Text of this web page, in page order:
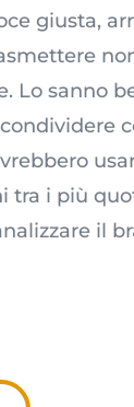
giusta,
Lo sanno
tra i più
il